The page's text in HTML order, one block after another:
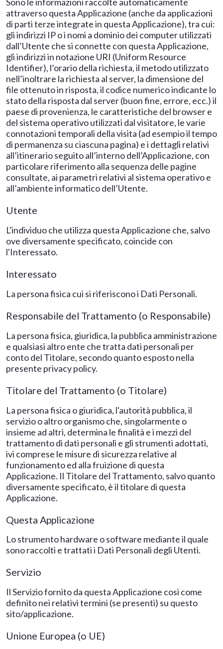
Sono le informazioni raccolte automaticamente
attraverso questa Applicazione (anche da applicazioni
di parti terze integrate in questa Applicazione), tra cui:
gli indirizzi IP o i nomi a dominio dei computer utilizzati
dall’Utente che si connette con questa Applicazione,
gli indirizzi in notazione URI (Uniform Resource
Identifier), l’orario della richiesta, il metodo utilizzato
nell’inoltrare la richiesta al server, la dimensione del
file ottenuto in risposta, il codice numerico indicante lo
stato della risposta dal server (buon fine, errore, ecc.) il
paese di provenienza, le caratteristiche del browser e
del sistema operativo utilizzati dal visitatore, le varie
connotazioni temporali della visita (ad esempio il tempo
di permanenza su ciascuna pagina) e i dettagli relativi
all’itinerario seguito all’interno dell’Applicazione, con
particolare riferimento alla sequenza delle pagine
consultate, ai parametri relativi al sistema operativo e
all’ambiente informatico dell’Utente.
Utente
L'individuo che utilizza questa Applicazione che, salvo
ove diversamente specificato, coincide con
l'Interessato.
Interessato
La persona fisica cui si riferiscono i Dati Personali.
Responsabile del Trattamento (o Responsabile)
La persona fisica, giuridica, la pubblica amministrazione
e qualsiasi altro ente che tratta dati personali per
conto del Titolare, secondo quanto esposto nella
presente privacy policy.
Titolare del Trattamento (o Titolare)
La persona fisica o giuridica, l'autorità pubblica, il
servizio o altro organismo che, singolarmente o
insieme ad altri, determina le finalità e i mezzi del
trattamento di dati personali e gli strumenti adottati,
ivi comprese le misure di sicurezza relative al
funzionamento ed alla fruizione di questa
Applicazione. Il Titolare del Trattamento, salvo quanto
diversamente specificato, è il titolare di questa
Applicazione.
Questa Applicazione
Lo strumento hardware o software mediante il quale
sono raccolti e trattati i Dati Personali degli Utenti.
Servizio
Il Servizio fornito da questa Applicazione così come
definito nei relativi termini (se presenti) su questo
sito/applicazione.
Unione Europea (o UE)